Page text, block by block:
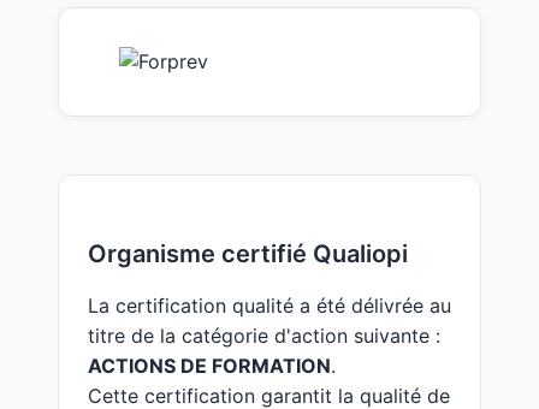
Organisme certifié Qualiopi
La certification qualité a été délivrée au
titre de la catégorie d'action suivante :
ACTIONS DE FORMATION.
Cette certification garantit la qualité de